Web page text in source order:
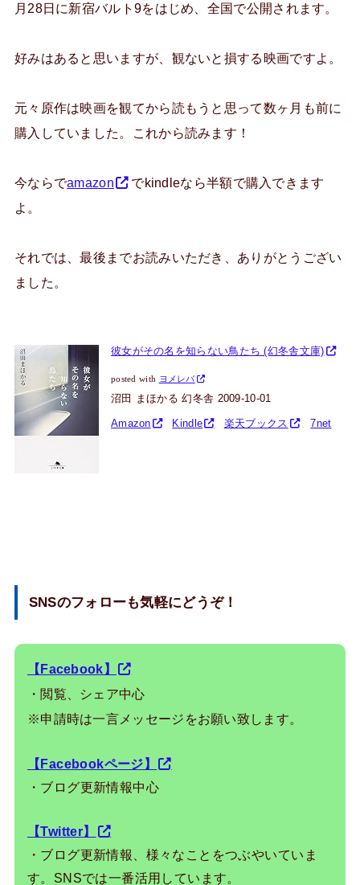
月28日に新宿バルト9をはじめ、全国で公開されます。
好みはあると思いますが、観ないと損する映画ですよ。
元々原作は映画を観てから読もうと思って数ヶ月も前に
購入していました。これから読みます！
今ならでamazon
でkindleなら半額で購入できます
よ。
それでは、最後までお読みいただき、ありがとうござい
ました。
彼女がその名を知らない鳥たち (幻冬舎文庫)
posted with ヨメレバ
沼田 まほかる 幻冬舎 2009-10-01
Amazon Kindle 楽天ブックス 7net
SNSのフォローも気軽にどうぞ！
【Facebook】
・閲覧、シェア中心
※申請時は一言メッセージをお願い致します。
【Facebookページ】
・ブログ更新情報中心
【Twitter】
・ブログ更新情報、様々なことをつぶやいていま
す。SNSでは一番活用しています。